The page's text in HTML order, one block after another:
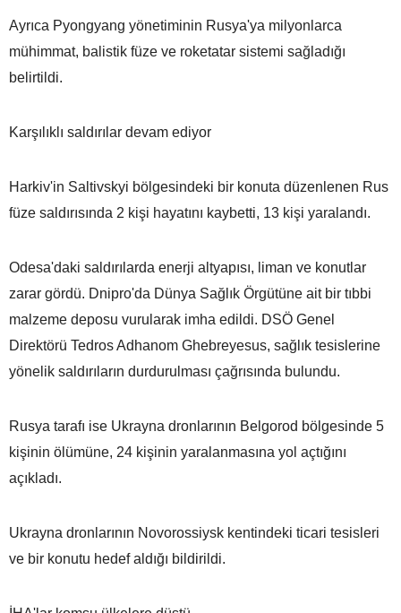
Ayrıca Pyongyang yönetiminin Rusya'ya milyonlarca
mühimmat, balistik füze ve roketatar sistemi sağladığı
belirtildi.
Karşılıklı saldırılar devam ediyor
Harkiv'in Saltivskyi bölgesindeki bir konuta düzenlenen Rus
füze saldırısında 2 kişi hayatını kaybetti, 13 kişi yaralandı.
Odesa'daki saldırılarda enerji altyapısı, liman ve konutlar
zarar gördü. Dnipro'da Dünya Sağlık Örgütüne ait bir tıbbi
malzeme deposu vurularak imha edildi. DSÖ Genel
Direktörü Tedros Adhanom Ghebreyesus, sağlık tesislerine
yönelik saldırıların durdurulması çağrısında bulundu.
Rusya tarafı ise Ukrayna dronlarının Belgorod bölgesinde 5
kişinin ölümüne, 24 kişinin yaralanmasına yol açtığını
açıkladı.
Ukrayna dronlarının Novorossiysk kentindeki ticari tesisleri
ve bir konutu hedef aldığı bildirildi.